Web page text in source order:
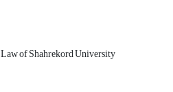
of Shahrekord University